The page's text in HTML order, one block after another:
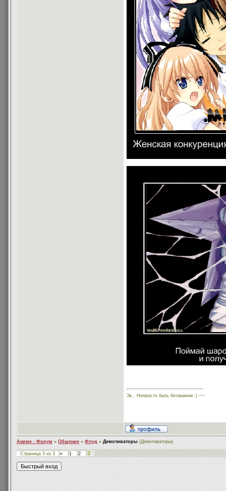
Эх.. Непросто быть ботаником :) ---
Аниме - Форум » Общение » Флуд » Демотиваторы (Демотиваторы)
Страница 3 из 3 « 1 2 3